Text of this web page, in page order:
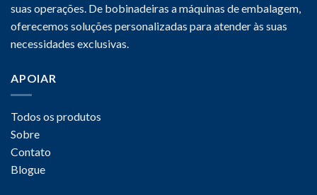
suas operações. De bobinadeiras a máquinas de embalagem,
oferecemos soluções personalizadas para atender às suas
necessidades exclusivas.
APOIAR
Todos os produtos
Sobre
Contato
Blogue